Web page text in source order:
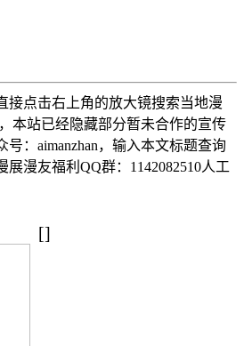
接点击右上角的放大镜搜索当地漫
本站已经隐藏部分暂未合作的宣传
号：aimanzhan，输入本文标题查询
展漫友福利QQ群：1142082510人工
[]